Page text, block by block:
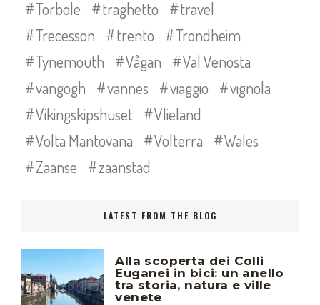
Torbole
traghetto
travel
Trecesson
trento
Trondheim
Tynemouth
Vågan
Val Venosta
vangogh
vannes viaggio
vignola
Vikingskipshuset
Vlieland
Volta Mantovana
Volterra
Wales
Zaanse
zaanstad
LATEST FROM THE BLOG
Alla scoperta dei Colli
Euganei in bici: un anello
tra storia, natura e ville
venete